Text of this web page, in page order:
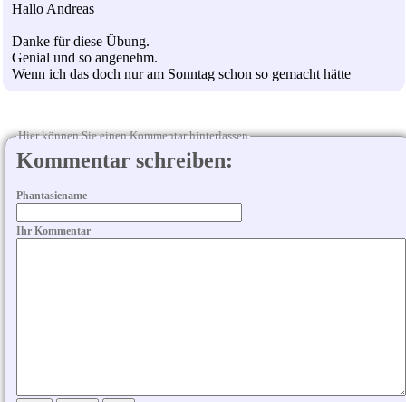
Hallo Andreas
Danke für diese Übung.
Genial und so angenehm.
Wenn ich das doch nur am Sonntag schon so gemacht hätte
Hier können Sie einen Kommentar hinterlassen
Kommentar schreiben:
Phantasiename
Ihr Kommentar